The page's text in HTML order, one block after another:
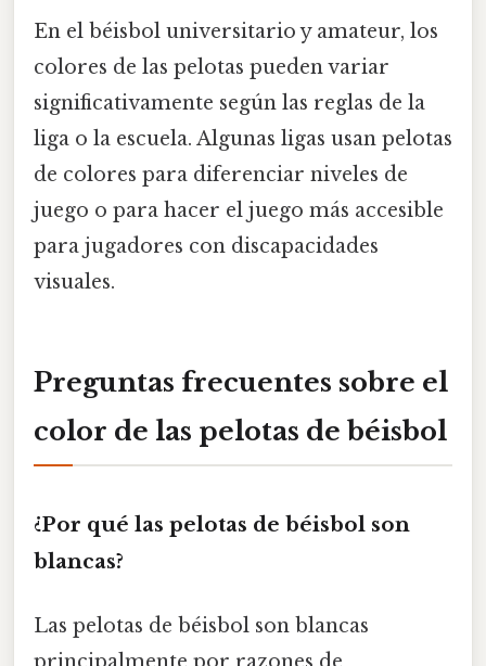
En el béisbol universitario y amateur, los
colores de las pelotas pueden variar
significativamente según las reglas de la
liga o la escuela. Algunas ligas usan pelotas
de colores para diferenciar niveles de
juego o para hacer el juego más accesible
para jugadores con discapacidades
visuales.
Preguntas frecuentes sobre el
color de las pelotas de béisbol
¿Por qué las pelotas de béisbol son
blancas?
Las pelotas de béisbol son blancas